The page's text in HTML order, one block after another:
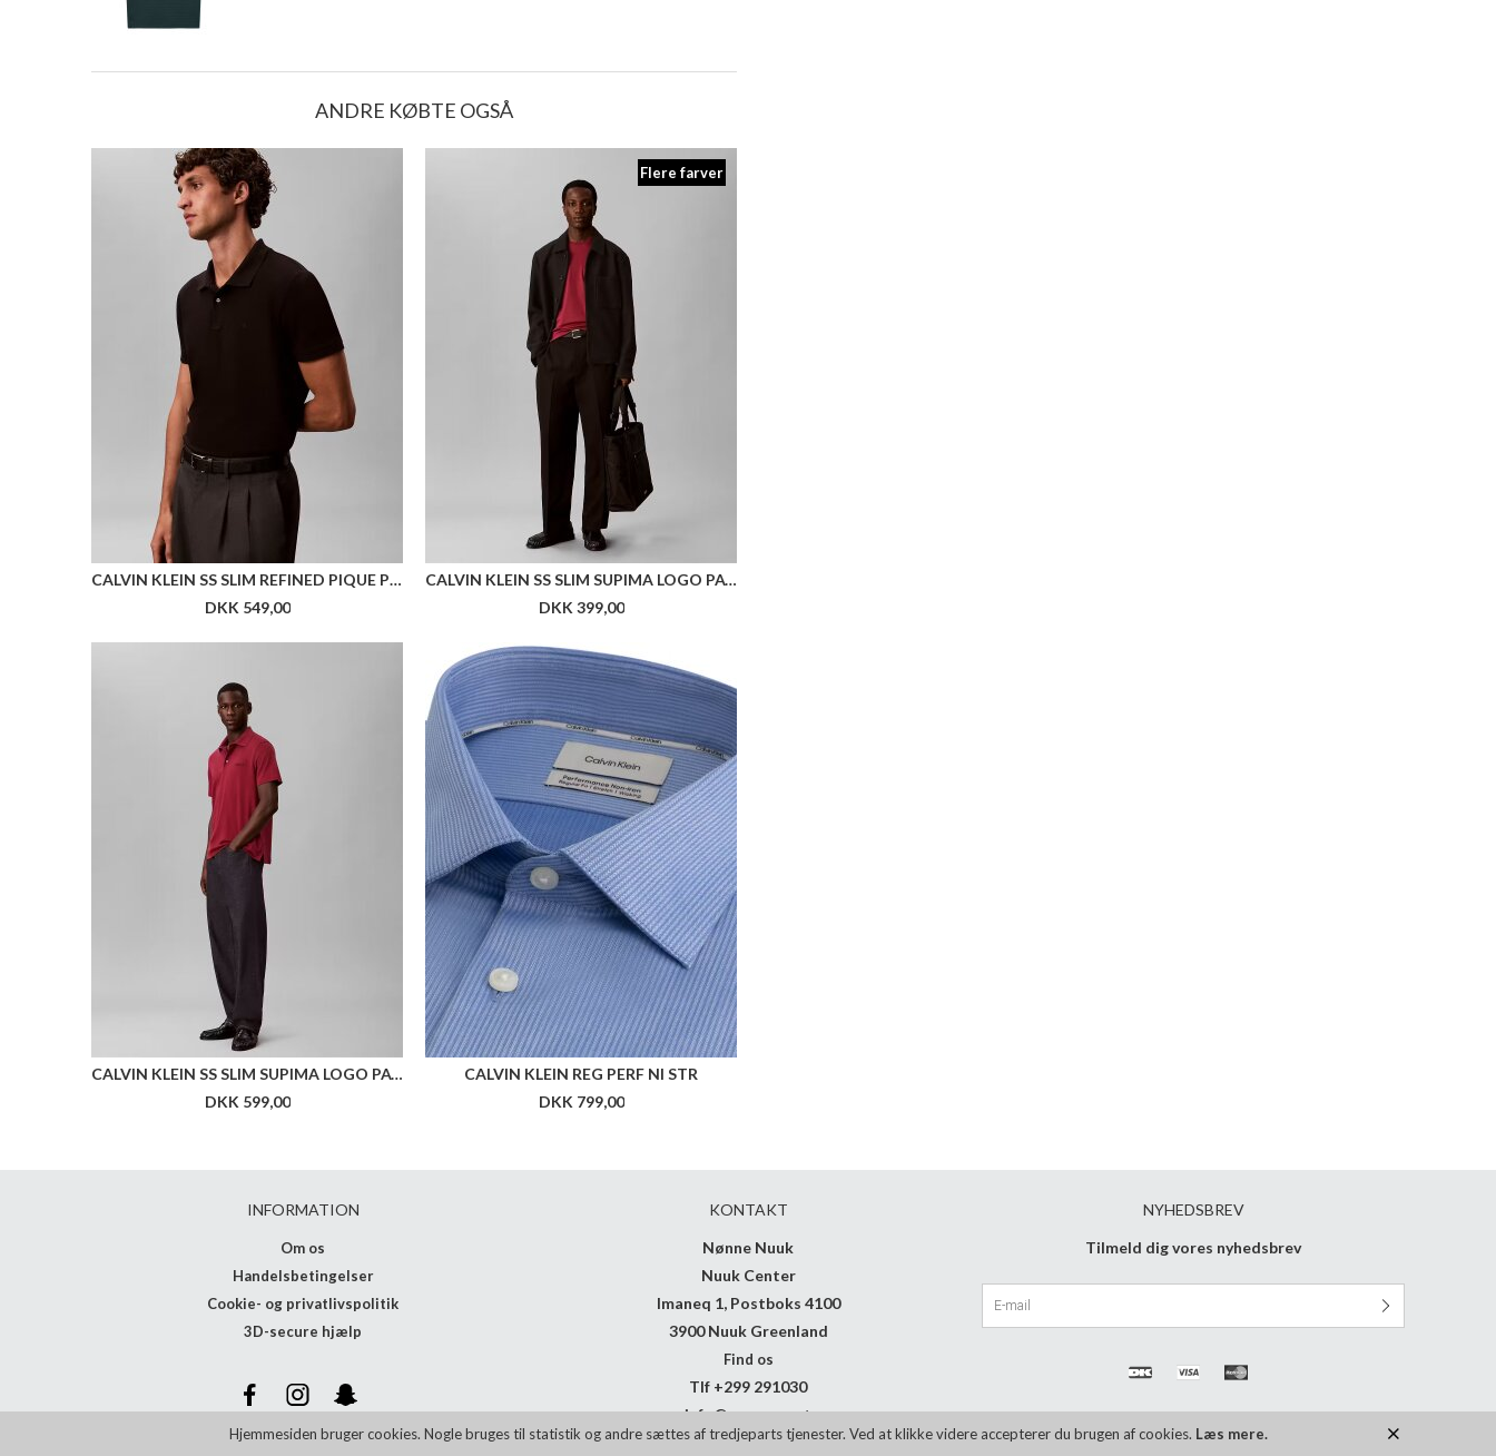
Hjemmesiden bruger cookies. Nogle bruges til statistik og andre sættes af tredjeparts tjenester. Ved at klikke videre accepterer du brugen af cookies. Læs mere.
ANDRE KØBTE OGSÅ
CALVIN KLEIN SS SLIM REFINED PIQUE POLO
DKK 549,00
Flere farver
CALVIN KLEIN SS SLIM SUPIMA LOGO PATCH TEE
DKK 399,00
CALVIN KLEIN SS SLIM SUPIMA LOGO PATCH POLO
DKK 599,00
CALVIN KLEIN REG PERF NI STR
DKK 799,00
INFORMATION
Om os
Handelsbetingelser
Cookie- og privatlivspolitik
3D-secure hjælp
KONTAKT
Nønne Nuuk
Nuuk Center
Imaneq 1, Postboks 4100
3900 Nuuk Greenland
Find os
Tlf +299 291030
info@noenne.net
NYHEDSBREV
Tilmeld dig vores nyhedsbrev